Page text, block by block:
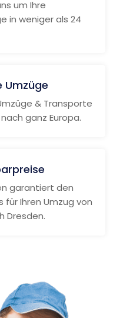
um Ihre
in weniger als 24
Umzüge
& Transporte
ganz Europa.
garantiert den
für Ihren Umzug von
Dresden.